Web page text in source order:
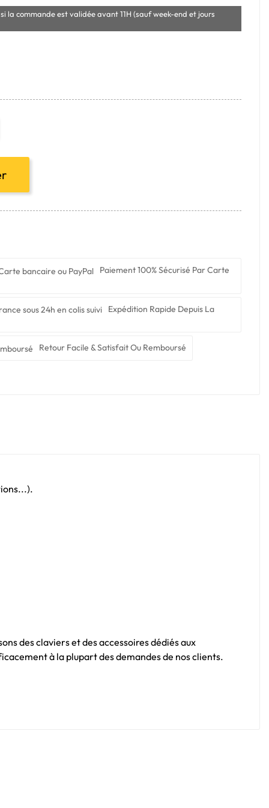
la commande est validée avant 11H (sauf week-end et jours
Paiement 100% Sécurisé Par Carte
Expédition Rapide Depuis La
Retour Facile & Satisfait Ou Remboursé
des claviers et des accessoires dédiés aux
à la plupart des demandes de nos clients.